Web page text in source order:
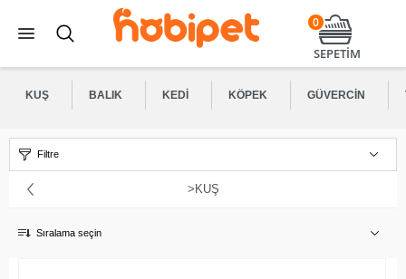
0
SEPETİM
KUŞ BALIK KEDI KÖPEK GÜVERCIN
Filtre
>KUŞ
Sıralama seçin